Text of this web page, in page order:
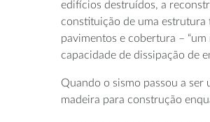
edifícios destruídos, a
constituição de uma estrutura
pavimentos e cobertura –
capacidade de dissipação de
Quando o sismo passou a ser
madeira para construção